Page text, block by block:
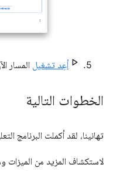
أعِد تشغيل المسار
الخطوات التالية
تهانينا، لقد أكملت البرنامج
لاستكشاف المزيد من الميزات